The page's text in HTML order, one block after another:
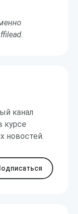
канал
курсе
новостей.